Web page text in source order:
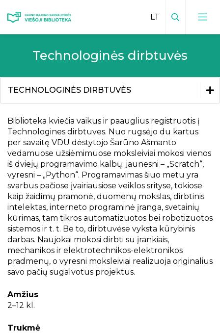
Viešosios bibliotekos kontaktai
Vadovas
Mokamos paslaugos padaliniuose
Facebook padaliniuose
Bibliotekos leidiniai
Inovatyvūs kraštotyros darbai
Kraštiečiai
Kauno rajonas spaudoje
Elektroninis kraštotyros katalogas
Istoriniai, kultūriniai ir gamtos paminklai
Viešoji biblioteka ir padaliniai spaudoje
Kraštotyrinės virtualios parodos
Piligrimų keliai Kauno rajone
Teikiamos paslaugos
Mėnesio veiklų planas
Bibliotekos istorija
Vizija, misija, tikslai
Apdovanojimai
Projektai
Vaikų centras
Edukacijos vaikams
Būreliai ir klubai
Sensorinis kambarys
Virtualios edukacijos
Renginių transliacijos
Vaizdo įrašai
Bibliotekos
Technologinės dirbtuvės
TECHNOLOGINĖS DIRBTUVĖS
Kviečiame suaugusiuosius
Kviečiame vaikus
Klubas 0+
Meninės fotografijos ir video kūrimo studija
Technologinės dirbtuvės
Biblioteka kviečia vaikus ir paauglius registruotis į
Technologines dirbtuves. Nuo rugsėjo du kartus
per savaitę VDU dėstytojo Šarūno Ašmanto
vedamuose užsiėmimuose moksleiviai mokosi vienos
iš dviejų programavimo kalbų: jaunesni – „Scratch“,
vyresni – „Python“. Programavimas šiuo metu yra
svarbus pačiose įvairiausiose veiklos srityse, tokiose
kaip žaidimų pramonė, duomenų mokslas, dirbtinis
intelektas, interneto programinė įranga, svetainių
kūrimas, tam tikros automatizuotos bei robotizuotos
sistemos ir t. t. Be to, dirbtuvėse vyksta kūrybinis
darbas. Naujokai mokosi dirbti su įrankiais,
mechanikos ir elektrotechnikos-elektronikos
pradmenų, o vyresni moksleiviai realizuoja originalius
savo pačių sugalvotus projektus.
Amžius
2–12 kl.
Trukmė